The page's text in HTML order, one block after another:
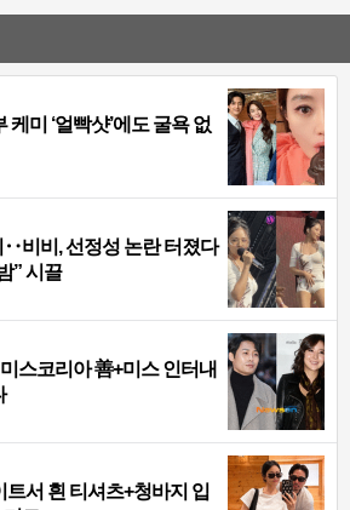
미 ‘얼빡샷’에도 굴욕 없
비비, 선정성 논란 터졌다
” 시끌
미스코리아 善+미스 인터내
트서 흰 티셔츠+청바지 입